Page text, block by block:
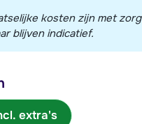
kosten zijn met zorg
blijven indicatief.
extra's